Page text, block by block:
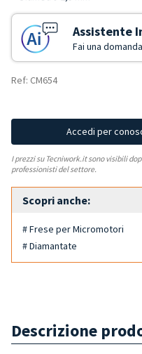
Assistente
Fai una
Ref: CM654
Accedi per
I prezzi su Tecniwork.it sono visibili
professionisti del settore.
Scopri anche:
# Frese per Micromotori
# Diamantate
Descrizione